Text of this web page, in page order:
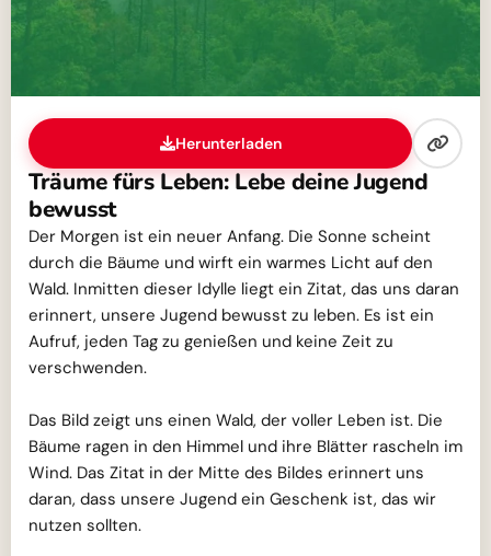
Herunterladen
Träume fürs Leben: Lebe deine Jugend
bewusst
Der Morgen ist ein neuer Anfang. Die Sonne scheint
durch die Bäume und wirft ein warmes Licht auf den
Wald. Inmitten dieser Idylle liegt ein Zitat, das uns daran
erinnert, unsere Jugend bewusst zu leben. Es ist ein
Aufruf, jeden Tag zu genießen und keine Zeit zu
verschwenden.
Das Bild zeigt uns einen Wald, der voller Leben ist. Die
Bäume ragen in den Himmel und ihre Blätter rascheln im
Wind. Das Zitat in der Mitte des Bildes erinnert uns
daran, dass unsere Jugend ein Geschenk ist, das wir
nutzen sollten.